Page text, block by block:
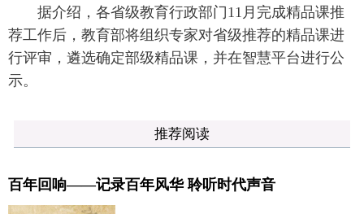
据介绍，各省级教育行政部门11月完成精品课推
荐工作后，教育部将组织专家对省级推荐的精品课进
行评审，遴选确定部级精品课，并在智慧平台进行公
示。
推荐阅读
百年回响——记录百年风华 聆听时代声音